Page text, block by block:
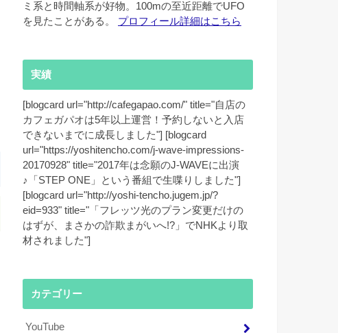
ミ系と時間軸系が好物。100mの至近距離でUFO
を見たことがある。 プロフィール詳細はこちら
実績
[blogcard url="http://cafegapao.com/" title="自店の
カフェガパオは5年以上運営！予約しないと入店
できないまでに成長しました"] [blogcard
url="https://yoshitencho.com/j-wave-impressions-
20170928" title="2017年は念願のJ-WAVEに出演
♪「STEP ONE」という番組で生喋りしました"]
[blogcard url="http://yoshi-tencho.jugem.jp/?
eid=933" title="「フレッツ光のプラン変更だけの
はずが、まさかの詐欺まがいへ!?」でNHKより取
材されました"]
カテゴリー
YouTube